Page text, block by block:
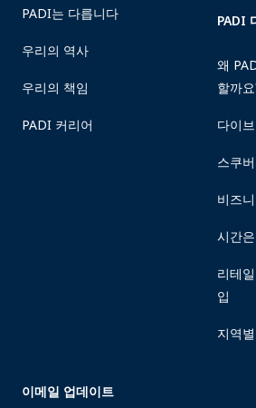
PADI는 다릅니다
우리의 역사
우리의 책임
PADI 커리어
PADI
왜
할까
다이
스쿠
비즈
시간
리테
입
지역
이메일 업데이트